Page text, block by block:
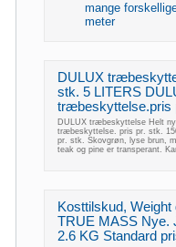
mange
meter
DULUX
stk. 5 LITERS
træbeskyttelse.pris
DULUX træbeskyttelse Helt
træbeskyttelse. pris pr. stk.
pr. stk. Skovgrøn, lyse brun,
teak og pine er transperant.
Kosttilskud, Weight
TRUE MASS Nye.
2.6 KG Standard